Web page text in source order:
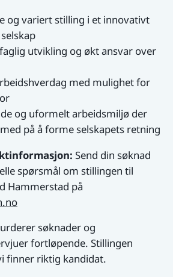
og variert stilling i et innovativt
utvikling og økt ansvar over
med mulighet for
og uformelt arbeidsmiljø der
på å forme selskapets retning
Send din søknad
spørsmål om stillingen til
Hammerstad på
søknader og
fortløpende. Stillingen
finner riktig kandidat.